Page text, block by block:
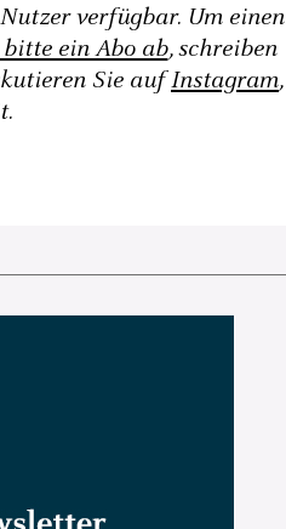
verfügbar. Um einen
ein Abo ab, schreiben
Sie aufInstagram,